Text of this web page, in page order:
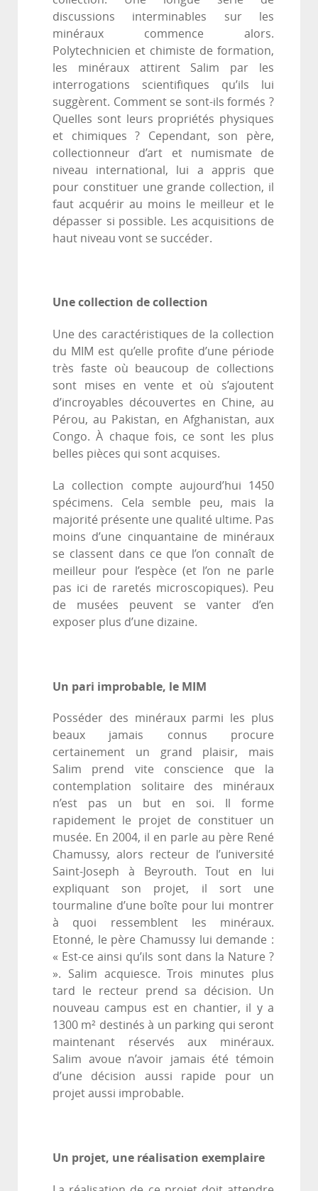
discussions interminables sur les
minéraux commence alors.
Polytechnicien et chimiste de formation,
les minéraux attirent Salim par les
interrogations scientifiques qu’ils lui
suggèrent. Comment se sont-ils formés ?
Quelles sont leurs propriétés physiques
et chimiques ? Cependant, son père,
collectionneur d’art et numismate de
niveau international, lui a appris que
pour constituer une grande collection, il
faut acquérir au moins le meilleur et le
dépasser si possible. Les acquisitions de
haut niveau vont se succéder.
Une collection de collection
Une des caractéristiques de la collection
du MIM est qu’elle profite d’une période
très faste où beaucoup de collections
sont mises en vente et où s’ajoutent
d’incroyables découvertes en Chine, au
Pérou, au Pakistan, en Afghanistan, aux
Congo. À chaque fois, ce sont les plus
belles pièces qui sont acquises.
La collection compte aujourd’hui 1450
spécimens. Cela semble peu, mais la
majorité présente une qualité ultime. Pas
moins d’une cinquantaine de minéraux
se classent dans ce que l’on connaît de
meilleur pour l’espèce (et l’on ne parle
pas ici de raretés microscopiques). Peu
de musées peuvent se vanter d’en
exposer plus d’une dizaine.
Un pari improbable, le MIM
Posséder des minéraux parmi les plus
beaux jamais connus procure
certainement un grand plaisir, mais
Salim prend vite conscience que la
contemplation solitaire des minéraux
n’est pas un but en soi. Il forme
rapidement le projet de constituer un
musée. En 2004, il en parle au père René
Chamussy, alors recteur de l’université
Saint-Joseph à Beyrouth. Tout en lui
expliquant son projet, il sort une
tourmaline d’une boîte pour lui montrer
à quoi ressemblent les minéraux.
Etonné, le père Chamussy lui demande :
« Est-ce ainsi qu’ils sont dans la Nature ?
». Salim acquiesce. Trois minutes plus
tard le recteur prend sa décision. Un
nouveau campus est en chantier, il y a
1300 m² destinés à un parking qui seront
maintenant réservés aux minéraux.
Salim avoue n’avoir jamais été témoin
d’une décision aussi rapide pour un
projet aussi improbable.
Un projet, une réalisation exemplaire